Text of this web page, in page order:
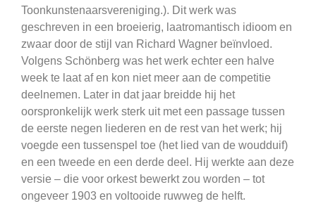
Toonkunstenaarsvereniging.). Dit werk was
geschreven in een broeierig, laatromantisch idioom en
zwaar door de stijl van Richard Wagner beïnvloed.
Volgens Schönberg was het werk echter een halve
week te laat af en kon niet meer aan de competitie
deelnemen. Later in dat jaar breidde hij het
oorspronkelijk werk sterk uit met een passage tussen
de eerste negen liederen en de rest van het werk; hij
voegde een tussenspel toe (het lied van de woudduif)
en een tweede en een derde deel. Hij werkte aan deze
versie – die voor orkest bewerkt zou worden – tot
ongeveer 1903 en voltooide ruwweg de helft.